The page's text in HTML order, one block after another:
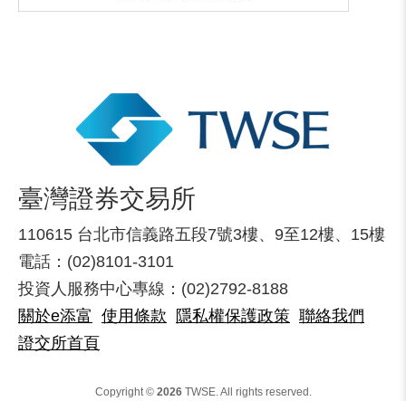
臺灣證券交易所
110615 台北市信義路五段7號3樓、9至12樓、15樓
電話：(02)8101-3101
投資人服務中心專線：(02)2792-8188
關於e添富 使用條款 隱私權保護政策 聯絡我們
證交所首頁
Copyright © 2026TWSE. All rights reserved.